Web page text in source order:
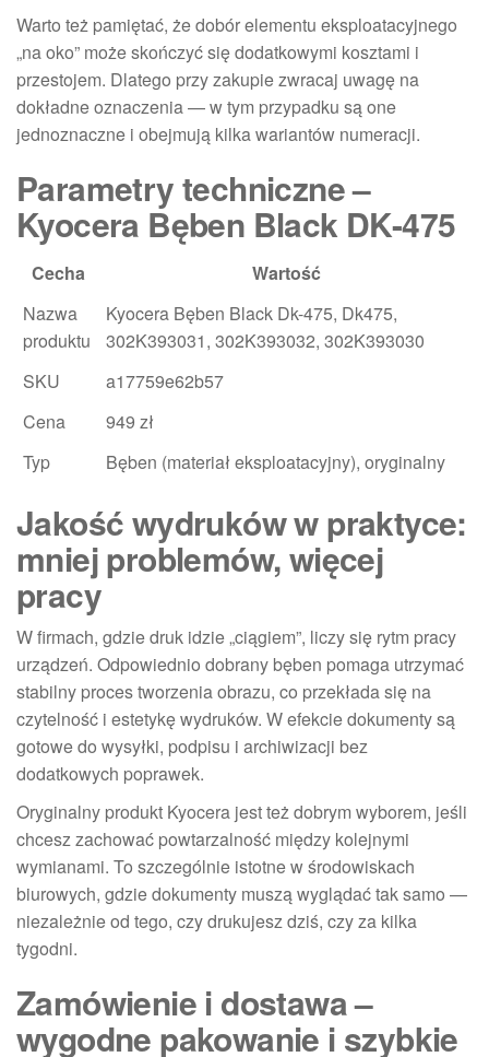
Warto też pamiętać, że dobór elementu eksploatacyjnego
„na oko” może skończyć się dodatkowymi kosztami i
przestojem. Dlatego przy zakupie zwracaj uwagę na
dokładne oznaczenia — w tym przypadku są one
jednoznaczne i obejmują kilka wariantów numeracji.
Parametry techniczne –
Kyocera Bęben Black DK-475
Cecha
Wartość
Nazwa
produktu
Kyocera Bęben Black Dk-475, Dk475,
302K393031, 302K393032, 302K393030
SKU
a17759e62b57
Cena
949 zł
Typ
Bęben (materiał eksploatacyjny), oryginalny
Jakość wydruków w praktyce:
mniej problemów, więcej
pracy
W firmach, gdzie druk idzie „ciągiem”, liczy się rytm pracy
urządzeń. Odpowiednio dobrany bęben pomaga utrzymać
stabilny proces tworzenia obrazu, co przekłada się na
czytelność i estetykę wydruków. W efekcie dokumenty są
gotowe do wysyłki, podpisu i archiwizacji bez
dodatkowych poprawek.
Oryginalny produkt Kyocera jest też dobrym wyborem, jeśli
chcesz zachować powtarzalność między kolejnymi
wymianami. To szczególnie istotne w środowiskach
biurowych, gdzie dokumenty muszą wyglądać tak samo —
niezależnie od tego, czy drukujesz dziś, czy za kilka
tygodni.
Zamówienie i dostawa –
wygodne pakowanie i szybkie